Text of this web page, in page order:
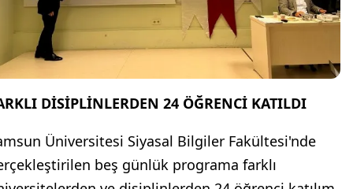
DİSİPLİNLERDEN 24 ÖĞRENCİ KATILDI
Üniversitesi Siyasal Bilgiler Fakültesi'nde
beş günlük programa farklı